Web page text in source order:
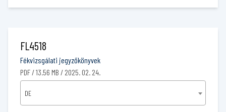
FL4518
Fékvizsgálati jegyzőkönyvek
PDF / 13.56 MB / 2025. 02. 24.
DE